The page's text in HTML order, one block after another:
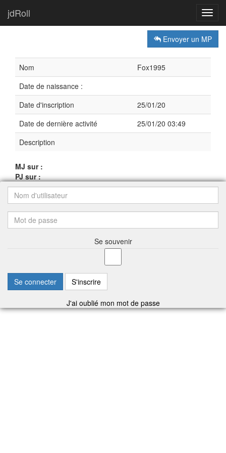
jdRoll
Envoyer un MP
Nom
Fox1995
Date de naissance :
Date d'inscription
25/01/20
Date de dernière activité
25/01/20 03:49
Description
MJ sur :
PJ sur :
Se souvenir
Se connecter S'inscrire
J'ai oublié mon mot de passe